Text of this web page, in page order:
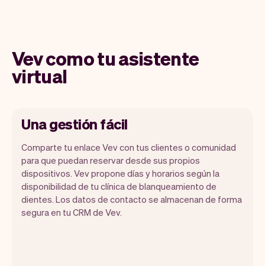
Vev como tu asistente
virtual
Una gestión fácil
Comparte tu enlace Vev con tus clientes o comunidad
para que puedan reservar desde sus propios
dispositivos. Vev propone días y horarios según la
disponibilidad de tu clínica de blanqueamiento de
dientes. Los datos de contacto se almacenan de forma
segura en tu CRM de Vev.
Nuestro objetivo es permitirte
concentrarte en tu talento. Vev se
encargará del resto. Obtendrás tu propio
sitio web, nosotros nos encargaremos de